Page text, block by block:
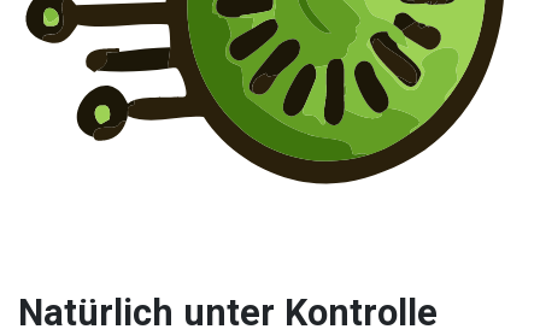
Natürlich unter Kontrolle